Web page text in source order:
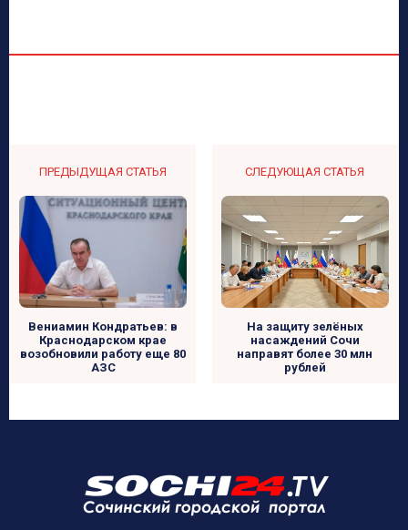
ПРЕДЫДУЩАЯ СТАТЬЯ
Вениамин Кондратьев: в
Краснодарском крае
возобновили работу еще 80
АЗС
СЛЕДУЮЩАЯ СТАТЬЯ
На защиту зелёных
насаждений Сочи
направят более 30 млн
рублей